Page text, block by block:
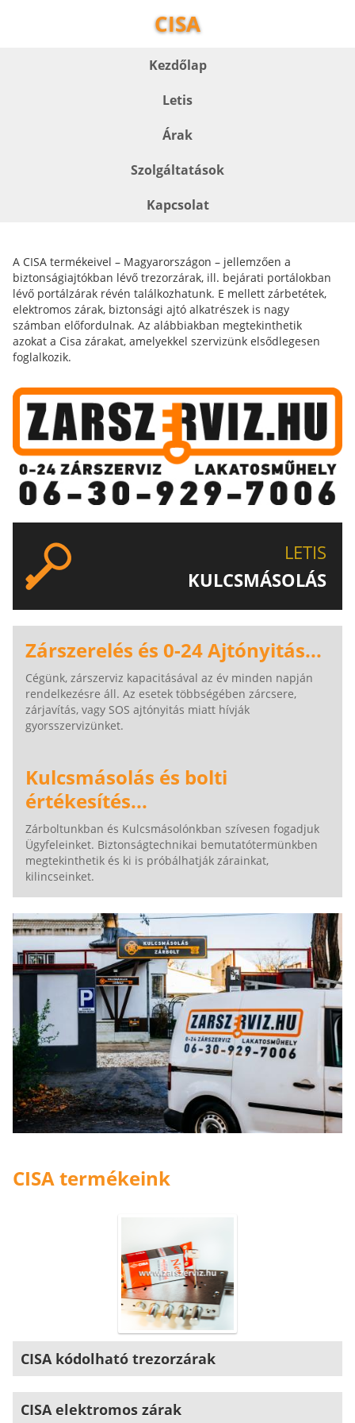
CISA
Kezdőlap
Letis
Árak
Szolgáltatások
Kapcsolat
A CISA termékeivel – Magyarországon – jellemzően a
biztonságiajtókban lévő trezorzárak, ill. bejárati portálokban
lévő portálzárak révén találkozhatunk. E mellett zárbetétek,
elektromos zárak, biztonsági ajtó alkatrészek is nagy
számban előfordulnak. Az alábbiakban megtekinthetik
azokat a Cisa zárakat, amelyekkel szervizünk elsődlegesen
foglalkozik.
LETIS
KULCSMÁSOLÁS
Zárszerelés és 0-24 Ajtónyitás...
Cégünk, zárszerviz kapacitásával az év minden napján
rendelkezésre áll. Az esetek többségében zárcsere,
zárjavítás, vagy SOS ajtónyitás miatt hívják
gyorsszervizünket.
Kulcsmásolás és bolti
értékesítés...
Zárboltunkban és Kulcsmásolónkban szívesen fogadjuk
Ügyfeleinket. Biztonságtechnikai bemutatótermünkben
megtekinthetik és ki is próbálhatják zárainkat,
kilincseinket.
CISA termékeink
CISA kódolható trezorzárak
CISA elektromos zárak